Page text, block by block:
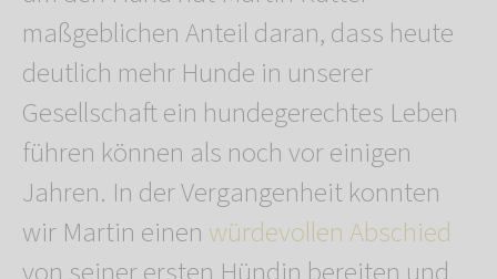
maßgeblichen Anteil daran, dass heute
deutlich mehr Hunde in unserer
Gesellschaft ein hundegerechtes Leben
führen können als noch vor einigen
Jahren. In der Vergangenheit konnten
wir Martin einen würdevollen Abschied